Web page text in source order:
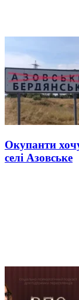
Окупанти
селі Азовське